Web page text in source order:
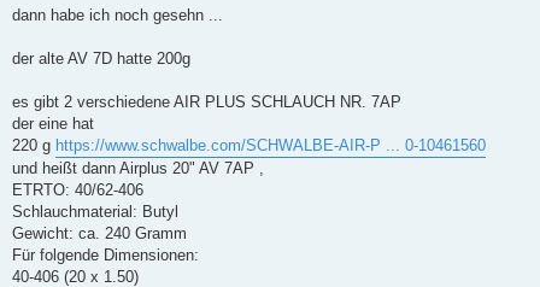
dann habe ich noch gesehn ...
der alte AV 7D hatte 200g
es gibt 2 verschiedene AIR PLUS SCHLAUCH NR. 7AP
der eine hat
220 g https://www.schwalbe.com/SCHWALBE-AIR-P ... 0-10461560
und heißt dann Airplus 20" AV 7AP ,
ETRTO: 40/62-406
Schlauchmaterial: Butyl
Gewicht: ca. 240 Gramm
Für folgende Dimensionen:
40-406 (20 x 1.50)